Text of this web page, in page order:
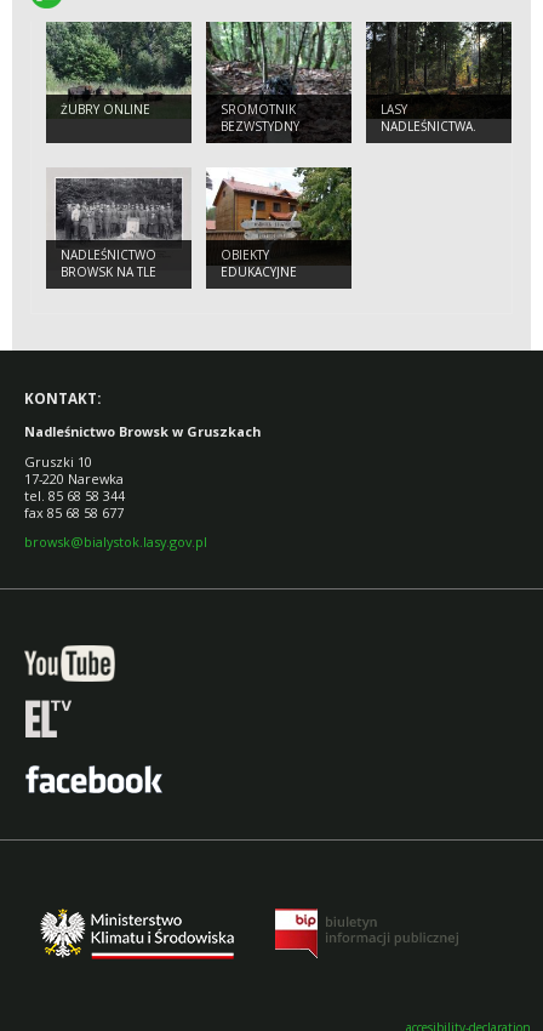
ŻUBRY ONLINE
SROMOTNIK
BEZWSTYDNY
(PHALLUS
LASY
NADLEŚNICTWA.
NADLEŚNICTWO
BROWSK NA TLE
ZMIAN
OBIEKTY
EDUKACYJNE
KONTAKT:
Nadleśnictwo Browsk w Gruszkach
Gruszki 10
17-220 Narewka
tel. 85 68 58 344
fax 85 68 58 677
browsk@bialystok.lasy.gov.pl
accesibility-declaration